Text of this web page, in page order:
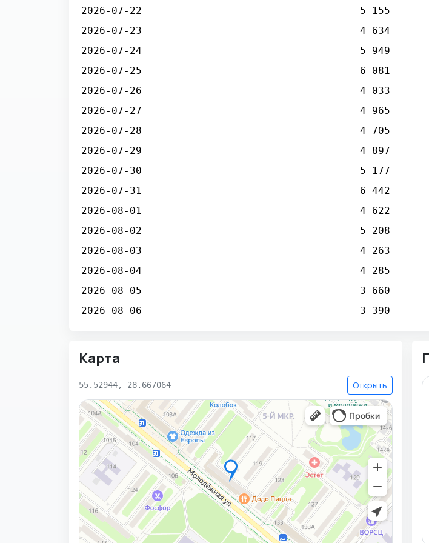
2026-07-22 5 155
2026-07-23
4 634
2026-07-24
5 949
2026-07-25
6 081
2026-07-26
4 033
2026-07-27
4 965
2026-07-28
4 705
2026-07-29
4 897
2026-07-30
5 177
2026-07-31
6 442
2026-08-01
4 622
2026-08-02
5 208
2026-08-03
4 263
2026-08-04
4 285
2026-08-05
3 660
2026-08-06
3 390
Карта
55.52944, 28.667064 Открыть